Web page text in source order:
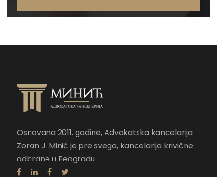
Osnovana 2011. godine, Advokatska kancelarija
Zoran J. Minić je pre svega, kancelarija krivične
odbrane u Beogradu.